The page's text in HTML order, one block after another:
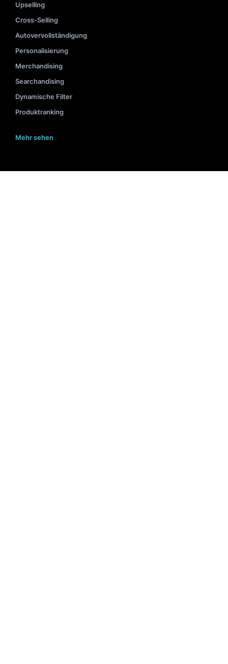
Upselling
Cross-Selling
Autovervollständigung
Personalisierung
Merchandising
Searchandising
Dynamische Filter
Produktranking
Mehr sehen